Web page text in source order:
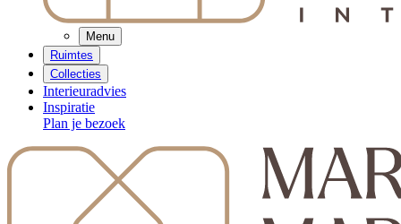
Menu
Ruimtes
Collecties
Interieuradvies
Inspiratie
Plan je bezoek